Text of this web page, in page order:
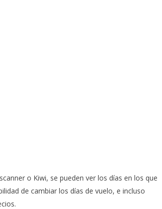
o Kiwi, se pueden ver los días en los que
de cambiar los días de vuelo, e incluso